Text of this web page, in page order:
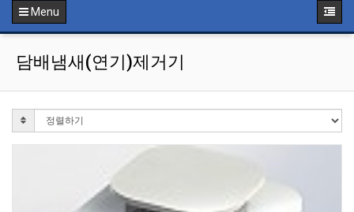
Menu
담배냄새(연기)제거기